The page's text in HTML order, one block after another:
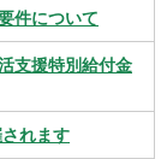
件について
支援特別給付金
れます